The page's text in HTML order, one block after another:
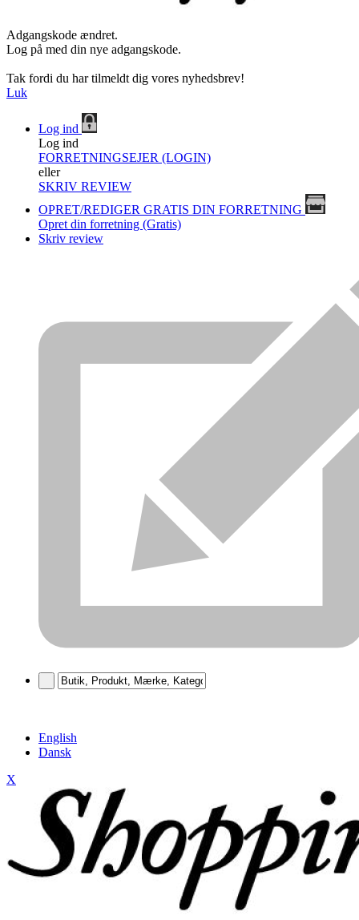
Adgangskode ændret.
Log på med din nye adgangskode.
Tak fordi du har tilmeldt dig vores nyhedsbrev!
Luk
Log ind
Log ind
FORRETNINGSEJER (LOGIN)
eller
SKRIV REVIEW
OPRET/REDIGER GRATIS DIN FORRETNING
Opret din forretning (Gratis)
Skriv review
English
Dansk
X